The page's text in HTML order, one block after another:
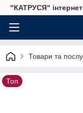
"КАТРУСЯ"
Товари та
Топ